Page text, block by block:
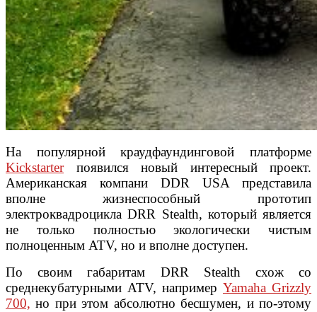
На популярной краудфаундинговой платформе
Kickstarterпоявился новый интересный проект.
Американская компани DDR USA представила
вполне жизнеспособный прототип
электроквадроцикла DRR Stealth, который является
не только полностью экологически чистым
полноценным ATV, но и вполне доступен.
По своим габаритам DRR Stealth схож со
среднекубатурными ATV, например Yamaha Grizzly
700, но при этом абсолютно бесшумен, и по-этому